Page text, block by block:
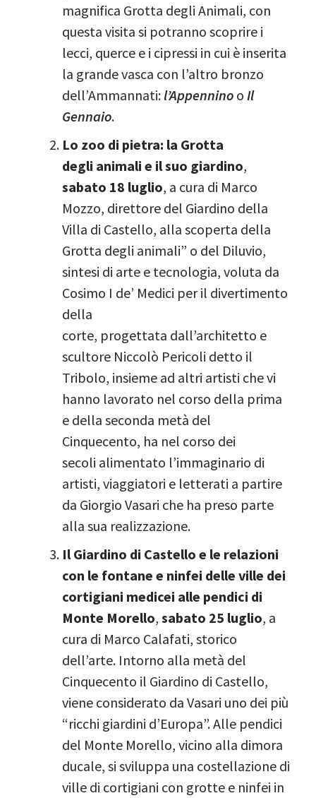
magnifica Grotta degli Animali, con
questa visita si potranno scoprire i
lecci, querce e i cipressi in cui è inserita
la grande vasca con l’altro bronzo
dell’Ammannati:l’Appennino o Il
Gennaio.
Lo zoo di pietra: la Grotta
degli animali e il suo giardino,
sabato 18 luglio, a cura di Marco
Mozzo, direttore del Giardino della
Villa di Castello, alla scoperta della
Grotta degli animali” o del Diluvio,
sintesi di arte e tecnologia, voluta da
Cosimo I de’ Medici per il divertimento
della
corte, progettata dall’architetto e
scultore Niccolò Pericoli detto il
Tribolo, insieme ad altri artisti che vi
hanno lavorato nel corso della prima
e della seconda metà del
Cinquecento, ha nel corso dei
secoli alimentato l’immaginario di
artisti, viaggiatori e letterati a partire
da Giorgio Vasari che ha preso parte
alla sua realizzazione.
Il Giardino di Castello e le relazioni
con le fontane e ninfei delle ville dei
cortigiani medicei alle pendici di
Monte Morello, sabato 25 luglio, a
cura di Marco Calafati, storico
dell’arte. Intorno alla metà del
Cinquecento il Giardino di Castello,
viene considerato da Vasari uno dei più
“ricchi giardini d’Europa”. Alle pendici
del Monte Morello, vicino alla dimora
ducale, si sviluppa una costellazione di
ville di cortigiani con grotte e ninfei in